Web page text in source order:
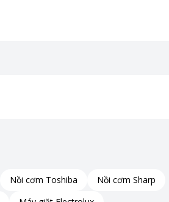
Nồi cơm Toshiba
Nồi cơm Sharp